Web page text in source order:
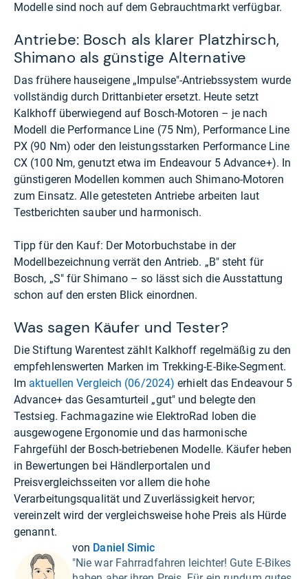
Modelle sind noch auf dem Gebrauchtmarkt verfügbar.
Antriebe: Bosch als klarer Platzhirsch,
Shimano als günstige Alternative
Das frühere hauseigene „Impulse"-Antriebssystem wurde
vollständig durch Drittanbieter ersetzt. Heute setzt
Kalkhoff überwiegend auf Bosch-Motoren – je nach
Modell die Performance Line (75 Nm), Performance Line
PX (90 Nm) oder den leistungsstarken Performance Line
CX (100 Nm, genutzt etwa im Endeavour 5 Advance+). In
günstigeren Modellen kommen auch Shimano-Motoren
zum Einsatz. Alle getesteten Antriebe arbeiten laut
Testberichten sauber und harmonisch.
Tipp für den Kauf: Der Motorbuchstabe in der
Modellbezeichnung verrät den Antrieb. „B" steht für
Bosch, „S" für Shimano – so lässt sich die Ausstattung
schon auf den ersten Blick einordnen.
Was sagen Käufer und Tester?
Die Stiftung Warentest zählt Kalkhoff regelmäßig zu den
empfehlenswerten Marken im Trekking-E-Bike-Segment.
Im aktuellen Vergleich (06/2024) erhielt das Endeavour 5
Advance+ das Gesamturteil „gut" und belegte den
Testsieg. Fachmagazine wie ElektroRad loben die
ausgewogene Ergonomie und das harmonische
Fahrgefühl der Bosch-betriebenen Modelle. Käufer heben
in Bewertungen bei Händlerportalen und
Preisvergleichsseiten vor allem die hohe
Verarbeitungsqualität und Zuverlässigkeit hervor;
vereinzelt wird der vergleichsweise hohe Preis als Hürde
genannt.
von Daniel Simic
"Nie war Fahrradfahren leichter! Gute E-Bikes